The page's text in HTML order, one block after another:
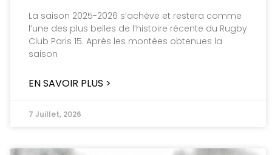
La saison 2025-2026 s’achève et restera comme
l’une des plus belles de l’histoire récente du Rugby
Club Paris 15. Après les montées obtenues la
saison
EN SAVOIR PLUS >
7 Juillet, 2026